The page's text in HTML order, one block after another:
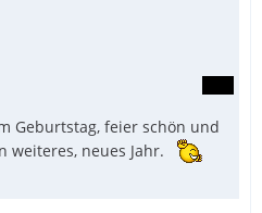
Geburtstag, feier schön und
weiteres, neues Jahr.